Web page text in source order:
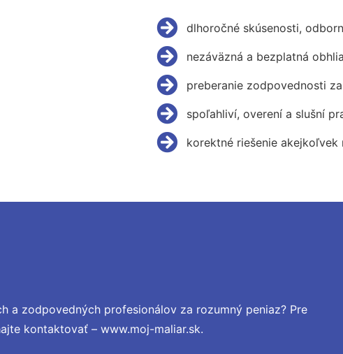
dlhoročné skúsenosti,
nezáväzná a bezplatná
preberanie zodpovednosti
spoľahliví, overení a slušní
korektné riešenie akejkoľvek
a zodpovedných profesionálov za rozumný peniaz? Pre
kontaktovať – www.moj-maliar.sk.